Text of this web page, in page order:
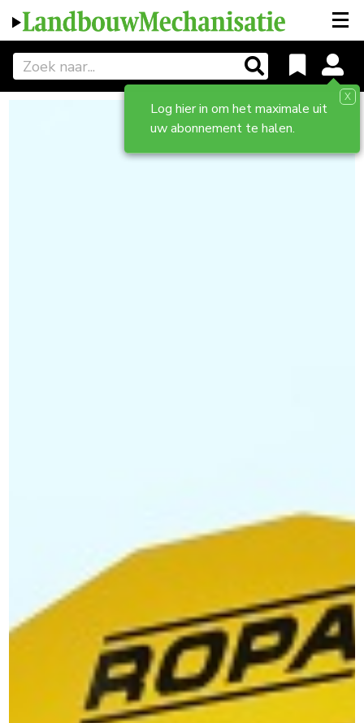
Log hier in om het maximale uit
uw abonnement te halen.
X